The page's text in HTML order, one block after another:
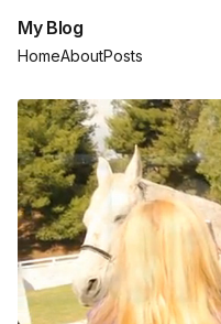
My Blog
HomeAboutPosts